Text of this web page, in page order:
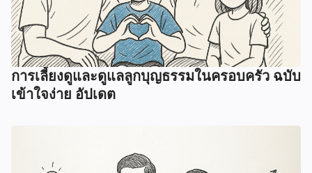
การเลี้ยงดูและดูแลลูกบุญธรรมในครอบครัว ฉบับ
เข้าใจง่าย อัปเดต